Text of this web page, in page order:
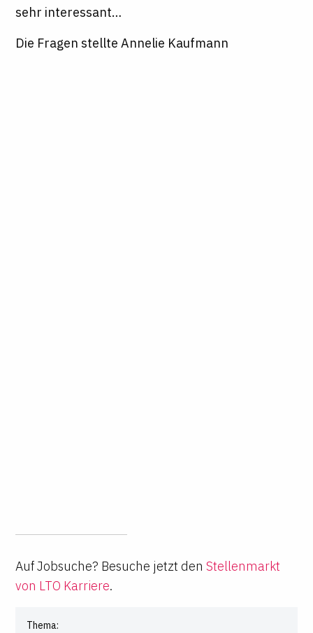
sehr interessant…
Die Fragen stellte Annelie Kaufmann
Auf Jobsuche? Besuche jetzt den Stellenmarkt
von LTO Karriere.
Thema: